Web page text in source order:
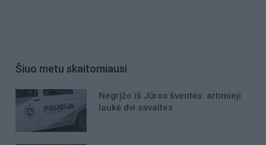
Šiuo metu skaitomiausi
Negrįžo iš Jūros šventės: artimieji
laukė dvi savaites